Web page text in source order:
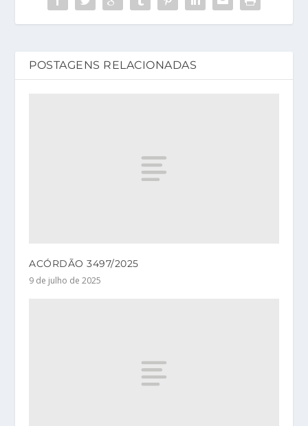
POSTAGENS RELACIONADAS
ACÓRDÃO 3497/2025
9 de julho de 2025